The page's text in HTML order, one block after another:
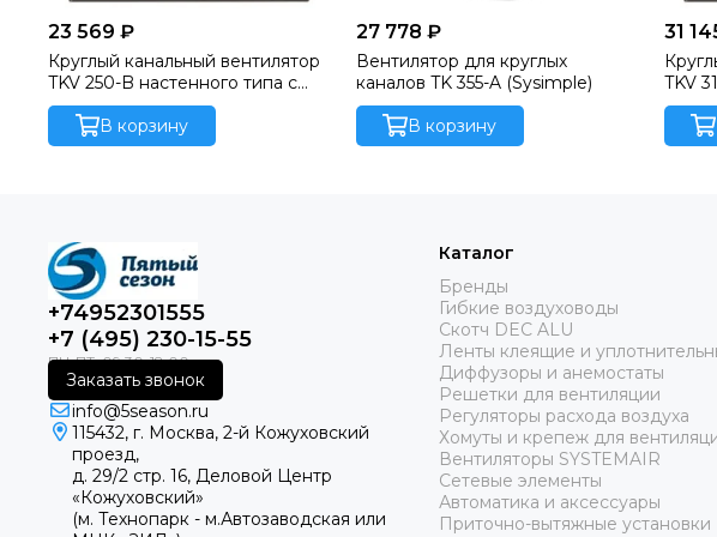
23 569 ₽
Круглый канальный вентилятор
TKV 250-B настенного типа с
назад загнутыми лопатками
(Sysimple)В корзину
27 778 ₽
Вентилятор для круглых
каналов TK 355-A (Sysimple)
В корзину
31
TKV
назад
+74952301555
+7 (495) 230-15-55
Заказать звонок
info@5season.ru
115432, г. Москва, 2-й Кожуховский
проезд,
д. 29/2 стр. 16, Деловой Центр
«Кожуховский»
(м. Технопарк - м.Автозаводская или
Каталог
Бренды
Гибкие воздуховоды
Скотч DEC ALU
Ленты клеящие и
Диффузоры и анемостаты
Решетки для вентиляции
Регуляторы расхода воздуха
Хомуты и крепеж для
Вентиляторы SYSTEMAIR
Сетевые элементы
Автоматика и аксессуары
Приточно-вытяжные установки